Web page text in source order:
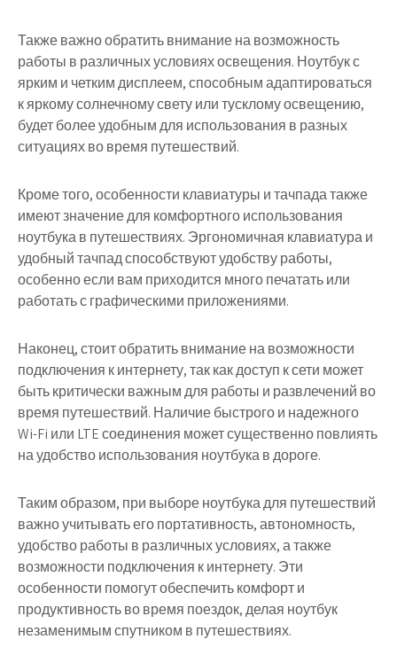
Также важно обратить внимание на возможность
работы в различных условиях освещения. Ноутбук с
ярким и четким дисплеем, способным адаптироваться
к яркому солнечному свету или тусклому освещению,
будет более удобным для использования в разных
ситуациях во время путешествий.
Кроме того, особенности клавиатуры и тачпада также
имеют значение для комфортного использования
ноутбука в путешествиях. Эргономичная клавиатура и
удобный тачпад способствуют удобству работы,
особенно если вам приходится много печатать или
работать с графическими приложениями.
Наконец, стоит обратить внимание на возможности
подключения к интернету, так как доступ к сети может
быть критически важным для работы и развлечений во
время путешествий. Наличие быстрого и надежного
Wi-Fi или LTE соединения может существенно повлиять
на удобство использования ноутбука в дороге.
Таким образом, при выборе ноутбука для путешествий
важно учитывать его портативность, автономность,
удобство работы в различных условиях, а также
возможности подключения к интернету. Эти
особенности помогут обеспечить комфорт и
продуктивность во время поездок, делая ноутбук
незаменимым спутником в путешествиях.